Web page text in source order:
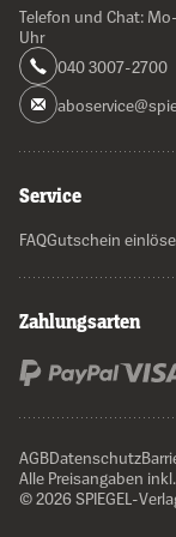
Telefon und Chat:
Uhr
040 3007-2700
Service
FAQGutschein
Zahlungsarten
AGBDatenschutz
Alle Preisangaben
© 2026 SPIEGEL-